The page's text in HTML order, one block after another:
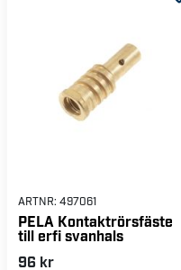
ARTNR: 497061
PELA Kontaktrörsfäste
till erfi svanhals
96 kr